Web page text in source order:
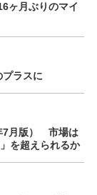
ヶ月ぶりのマイ
ラスに
7月版） 市場は
を超えられるか